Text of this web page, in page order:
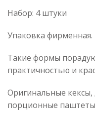
Набор: 4 штуки
Упаковка фирменная.
Такие формы
практичностью и
Оригинальные
порционные